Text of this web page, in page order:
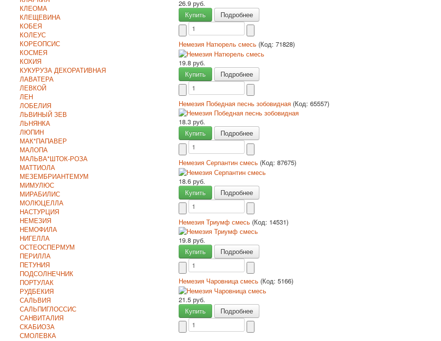
КЛЕОМА
КЛЕЩЕВИНА
КОБЕЯ
КОЛЕУС
КОРЕОПСИС
КОСМЕЯ
КОХИЯ
КУКУРУЗА ДЕКОРАТИВНАЯ
ЛАВАТЕРА
ЛЕВКОЙ
ЛЕН
ЛОБЕЛИЯ
ЛЬВИНЫЙ ЗЕВ
ЛЬНЯНКА
ЛЮПИН
МАК*ПАПАВЕР
МАЛОПА
МАЛЬВА*ШТОК-РОЗА
МАТТИОЛА
МЕЗЕМБРИАНТЕМУМ
МИМУЛЮС
МИРАБИЛИС
МОЛЮЦЕЛЛА
НАСТУРЦИЯ
НЕМЕЗИЯ
НЕМОФИЛА
НИГЕЛЛА
ОСТЕОСПЕРМУМ
ПЕРИЛЛА
ПЕТУНИЯ
ПОДСОЛНЕЧНИК
ПОРТУЛАК
РУДБЕКИЯ
САЛЬВИЯ
САЛЬПИГЛОССИС
САНВИТАЛИЯ
СКАБИОЗА
СМОЛЕВКА
26.9 руб.
Купить
Подробнее
Немезия Натюрель смесь (Код: 71828)
19.8 руб.
Купить
Подробнее
Немезия Победная песнь зобовидная (Код: 65557)
18.3 руб.
Купить
Подробнее
Немезия Серпантин смесь (Код: 87675)
18.6 руб.
Купить
Подробнее
Немезия Триумф смесь (Код: 14531)
19.8 руб.
Купить
Подробнее
Немезия Чаровница смесь (Код: 5166)
21.5 руб.
Купить
Подробнее